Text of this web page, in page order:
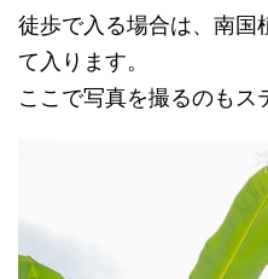
徒歩で入る場合は、南国
て入ります。
ここで写真を撮るのもス